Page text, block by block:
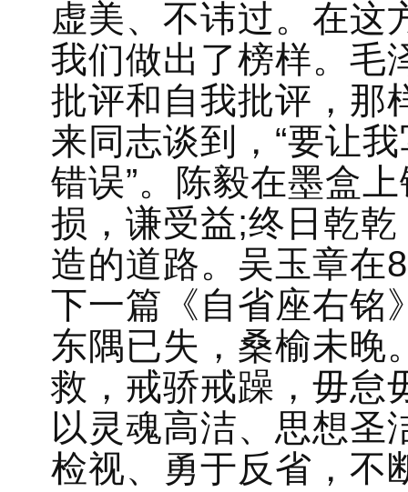
虚美、不讳过。在这
我们做出了榜样。毛
批评和自我批评，那
来同志谈到，“要让
错误”。陈毅在墨盒
损，谦受益;终日乾
造的道路。吴玉章在
下一篇《自省座右铭
东隅已失，桑榆未晚
救，戒骄戒躁，毋怠
以灵魂高洁、思想圣
检视、勇于反省，不